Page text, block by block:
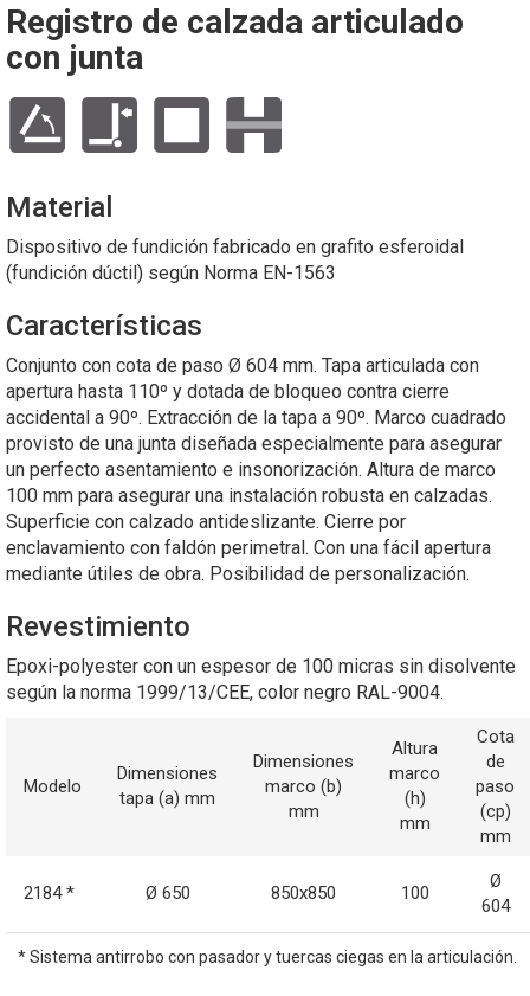
Registro de calzada articulado
con junta
Material
Dispositivo de fundición fabricado en grafito esferoidal
(fundición dúctil) según Norma EN-1563
Características
Conjunto con cota de paso Ø 604 mm. Tapa articulada con
apertura hasta 110º y dotada de bloqueo contra cierre
accidental a 90º. Extracción de la tapa a 90º. Marco cuadrado
provisto de una junta diseñada especialmente para asegurar
un perfecto asentamiento e insonorización. Altura de marco
100 mm para asegurar una instalación robusta en calzadas.
Superficie con calzado antideslizante. Cierre por
enclavamiento con faldón perimetral. Con una fácil apertura
mediante útiles de obra. Posibilidad de personalización.
Revestimiento
Epoxi-polyester con un espesor de 100 micras sin disolvente
según la norma 1999/13/CEE, color negro RAL-9004.
Modelo
Dimensiones
tapa (a) mm
Dimensiones
marco (b)
mm
Altura
marco
(h)
mm
Cota
de
paso
(cp)
mm
2184 * Ø 650 850x850 100
Ø
604
* Sistema antirrobo con pasador y tuercas ciegas en la articulación.